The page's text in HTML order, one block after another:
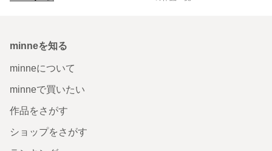
minneを知る
minneについて
minneで買いたい
作品をさがす
ショップをさがす